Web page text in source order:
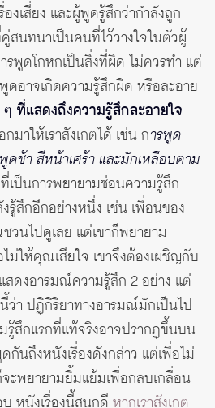
งเสี่ยง และผู้พูดรู้สึกว่ากำลังถูก
สนทนาเป็นคนที่ไว้วางใจในตัวผู้
รพูดโกหกเป็นสิ่งที่ผิด ไม่ควรทำ แต่
ดอาจเกิดความรู้สึกผิด หรือละอาย
ที่แสดงถึงความรู้สึกละอายใจ
มาให้เราสังเกตได้ เช่น การพูด
ดช้า สีหน้าเศร้า และมักเหลือบตาม
ป็นการพยายามซ่อนความรู้สึก
รู้สึกอีกอย่างหนึ่ง เช่น เพื่อนของ
นไปดูเลย แต่เขาก็พยายาม
ม่ให้คุณเสียใจ เขาจึงต้องเผชิญกับ
สดงอารมณ์ความรู้สึก 2 อย่าง แต่
ว่า ปฏิกิริยาทางอารมณ์มักเป็นไป
สึกแรกที่แท้จริงอาจปรากฏขึ้นบน
นถึงหนังเรื่องดังกล่าว แต่เพื่อไม่
ะพยายามยิ้มแย้มเพื่อกลบเกลื่อน
หนังเรื่องนี้สนุกดี หากเราสังเกต